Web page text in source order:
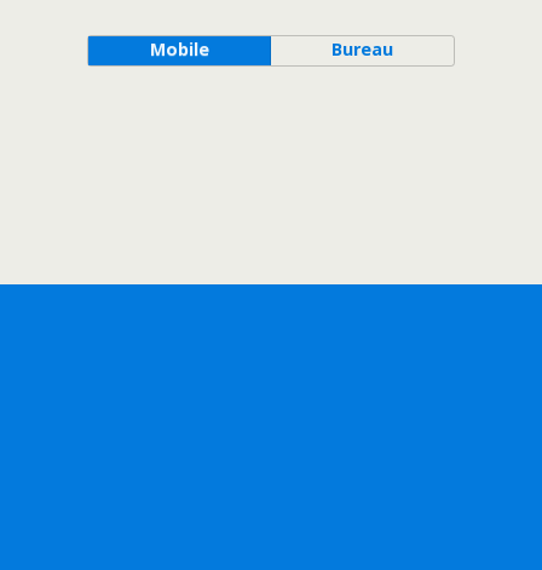
Mobile Bureau